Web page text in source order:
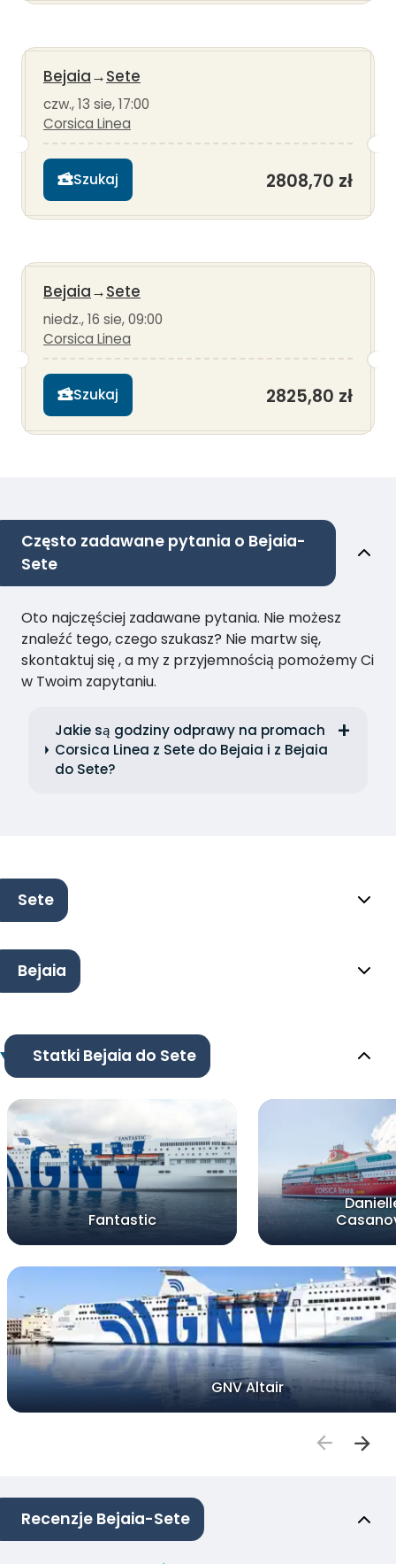
Bejaia→Sete
czw., 13 sie, 17:00
Corsica Linea
Szukaj 2808,70 zł
Bejaia→Sete
niedz., 16 sie, 09:00
Corsica Linea
Szukaj 2825,80 zł
Często zadawane pytania o Bejaia-
Sete
Oto najczęściej zadawane pytania. Nie możesz
znaleźć tego, czego szukasz? Nie martw się,
skontaktuj się , a my z przyjemnością pomożemy Ci
w Twoim zapytaniu.
Jakie są godziny odprawy na promach
Corsica Linea z Sete do Bejaia i z Bejaia
do Sete?
Sete
Bejaia
Statki Bejaia do Sete
Fantastic
GNV Altair
Recenzje Bejaia-Sete